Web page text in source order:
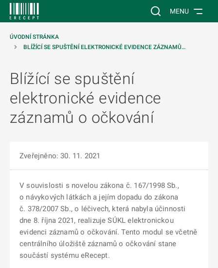
Vyhledávání na
MENU
ÚVODNÍ STRÁNKA
BLÍŽÍCÍ SE SPUŠTĚNÍ ELEKTRONICKÉ EVIDENCE ZÁZNAMŮ…
Blížící se spuštění
elektronické evidence
záznamů o očkování
Zveřejněno: 30. 11. 2021
V souvislosti s novelou zákona č. 167/1998 Sb.,
o návykových látkách a jejím dopadu do zákona
č. 378/2007 Sb., o léčivech, která nabyla účinnosti
dne 8. října 2021, realizuje SÚKL elektronickou
evidenci záznamů o očkování. Tento modul se včetně
centrálního úložiště záznamů o očkování stane
součástí systému eRecept.